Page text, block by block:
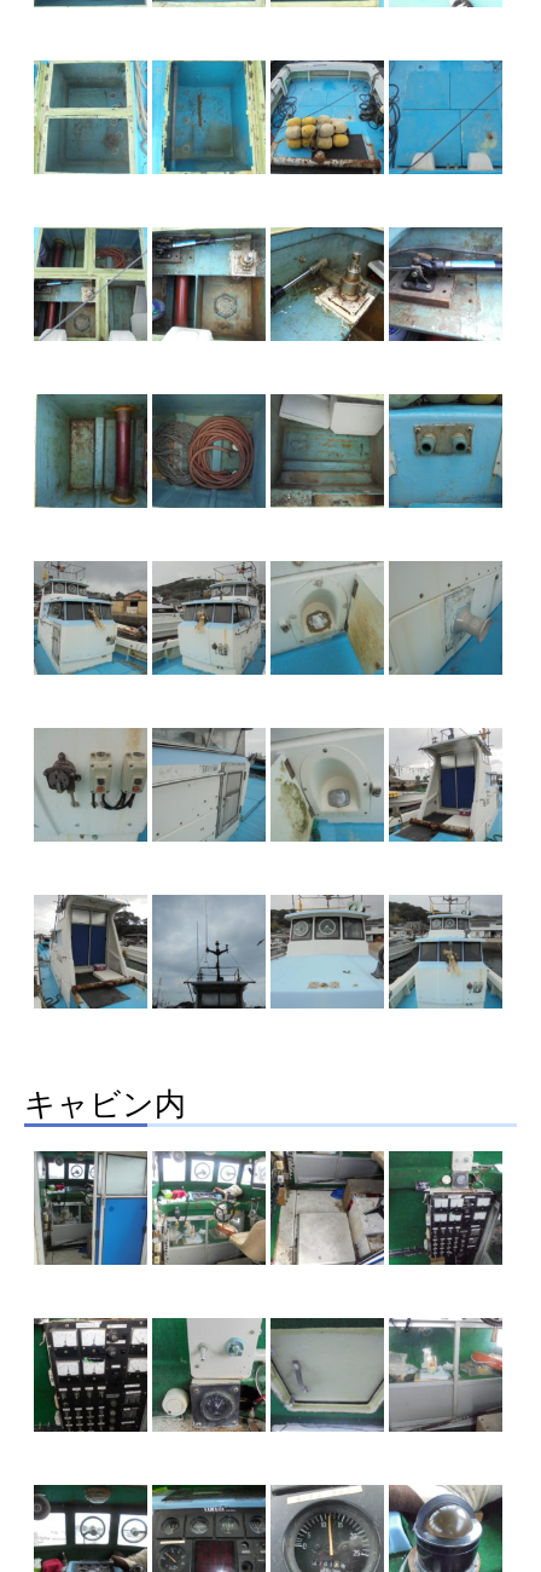
キャビン内